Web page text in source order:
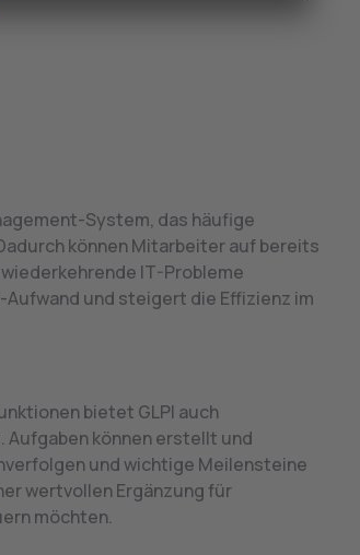
System, das häufige
können Mitarbeiter auf bereits
IT-Probleme
und steigert die Effizienz im
bietet GLPI auch
können erstellt und
und wichtige Meilensteine
wertvollen Ergänzung für
möchten.